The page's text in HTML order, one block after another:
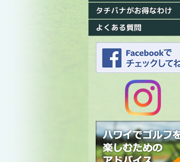
エアレーション
タチバナがお得なわけ
よくある質問
タチバナのFacebook
タチバナの
Instagram